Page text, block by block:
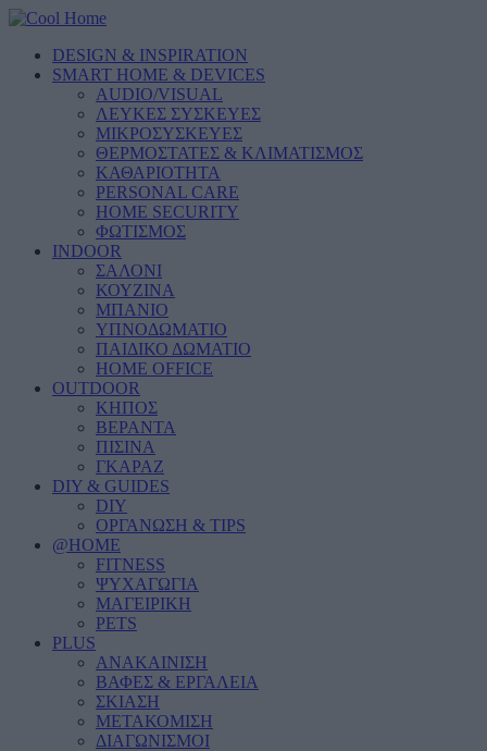
DESIGN & INSPIRATION
SMART HOME & DEVICES
AUDIO/VISUAL
ΛΕΥΚΕΣ ΣΥΣΚΕΥΕΣ
ΜΙΚΡΟΣΥΣΚΕΥΕΣ
ΘΕΡΜΟΣΤΑΤΕΣ & ΚΛΙΜΑΤΙΣΜΟΣ
ΚΑΘΑΡΙΟΤΗΤΑ
PERSONAL CARE
HOME SECURITY
ΦΩΤΙΣΜΟΣ
INDOOR
ΣΑΛΟΝΙ
ΚΟΥΖΙΝΑ
ΜΠΑΝΙΟ
ΥΠΝΟΔΩΜΑΤΙΟ
ΠΑΙΔΙΚΟ ΔΩΜΑΤΙΟ
HOME OFFICE
OUTDOOR
ΚΗΠΟΣ
ΒΕΡΑΝΤΑ
ΠΙΣΙΝΑ
ΓΚΑΡΑΖ
DIY & GUIDES
DIY
ΟΡΓΑΝΩΣΗ & TIPS
@HOME
FITNESS
ΨΥΧΑΓΩΓΙΑ
ΜΑΓΕΙΡΙΚΗ
PETS
PLUS
ΑΝΑΚΑΙΝΙΣΗ
ΒΑΦΕΣ & ΕΡΓΑΛΕΙΑ
ΣΚΙΑΣΗ
ΜΕΤΑΚΟΜΙΣΗ
ΔΙΑΓΩΝΙΣΜΟΙ